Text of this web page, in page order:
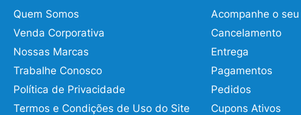
Quem Somos
Venda Corporativa
Nossas Marcas
Trabalhe Conosco
Política de Privacidade
Termos e Condições de Uso do Site
Acompanhe o
Cancelamento
Entrega
Pagamentos
Pedidos
Cupons Ativos